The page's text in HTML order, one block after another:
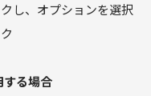
し、オプションを選択
する場合